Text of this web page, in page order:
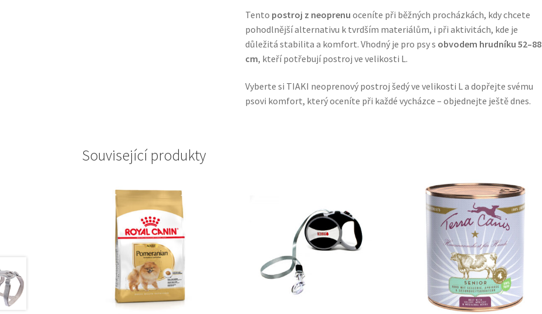
Tento postroj z neoprenu oceníte při běžných procházkách, kdy chcete
pohodlnější alternativu k tvrdším materiálům, i při aktivitách, kde je
důležitá stabilita a komfort. Vhodný je pro psy s obvodem hrudníku 52–88
cm, kteří potřebují postroj ve velikosti L.
Vyberte si TIAKI neoprenový postroj šedý ve velikosti L a dopřejte svému
psovi komfort, který oceníte při každé vycházce – objednejte ještě dnes.
Související produkty